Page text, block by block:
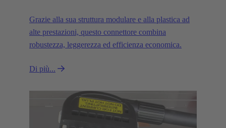
Grazie alla sua struttura modulare e alla plastica ad
alte prestazioni, questo connettore combina
robustezza, leggerezza ed efficienza economica.
Di più...